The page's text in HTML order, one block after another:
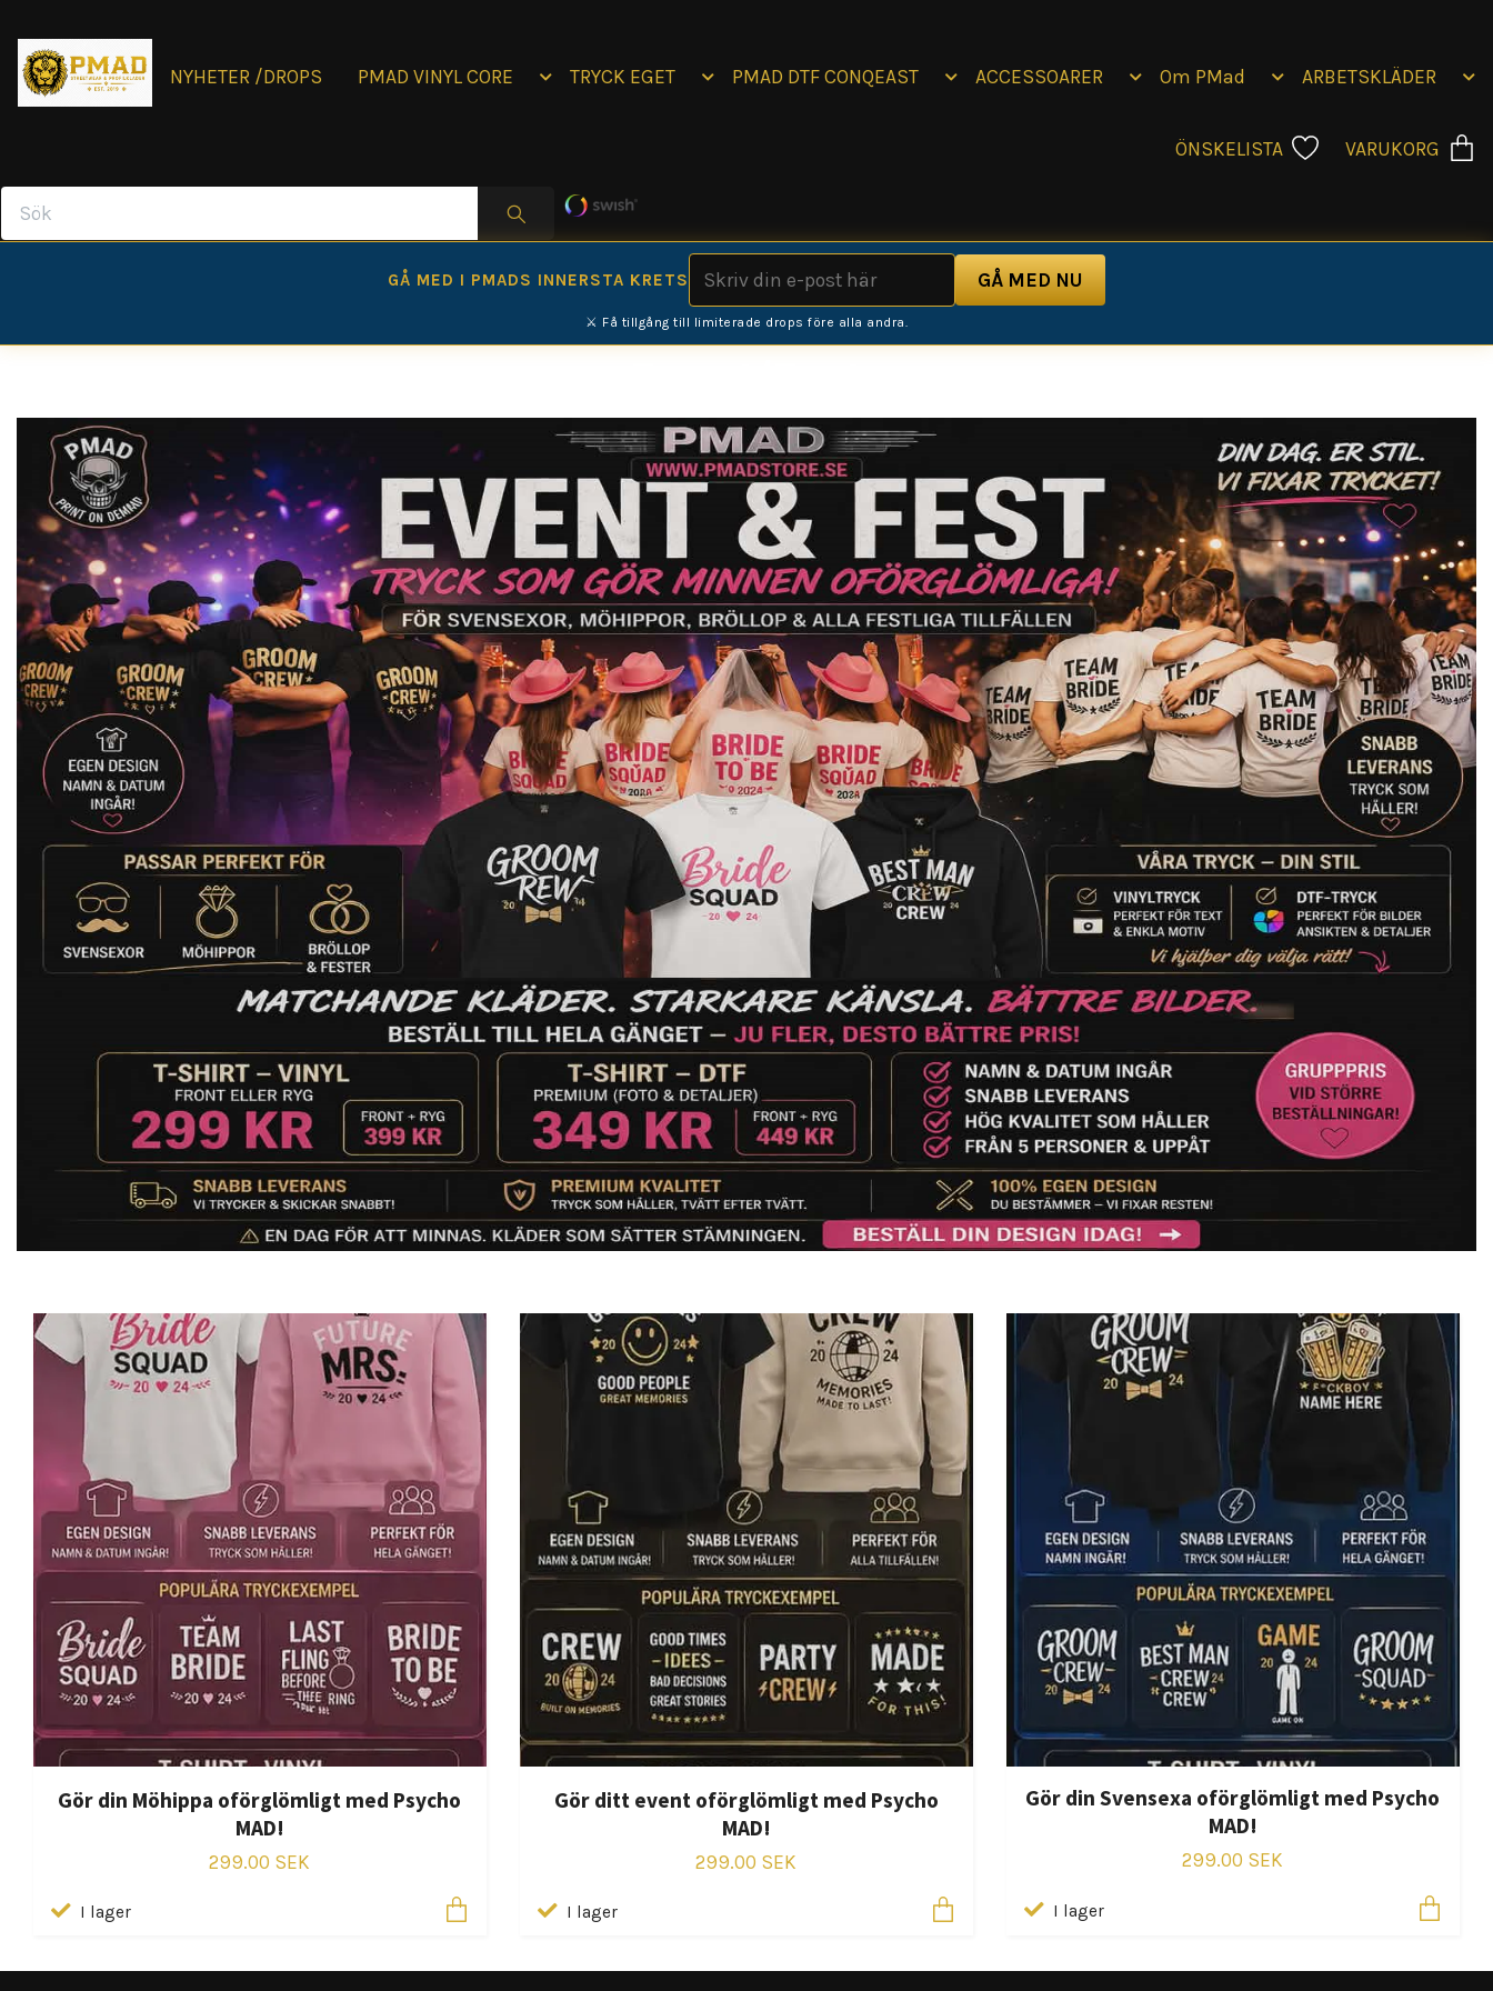
NYHETER /DROPS PMAD VINYL CORE TRYCK EGET PMAD DTF CONQEAST ACCESSOARER Om PMad ARBETSKLÄDER
ÖNSKELISTA VARUKORG
GÅ MED I PMADS INNERSTA KRETS
⚔️ Få tillgång till limiterade drops före alla andra.
Gör din Möhippa oförglömligt med Psycho
MAD!
299.00 SEK
I lager
Gör ditt event oförglömligt med Psycho
MAD!
299.00 SEK
I lager
Gör din Svensexa oförglömligt med Psycho
MAD!
299.00 SEK
I lager